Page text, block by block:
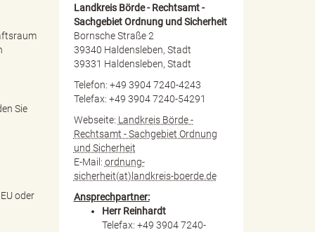
Sie
oder
Landkreis Börde - Rechtsamt -
Sachgebiet Ordnung und Sicherheit
Bornsche Straße 2
39340 Haldensleben, Stadt
39331 Haldensleben, Stadt
Telefon: +49 3904 7240-4243
Telefax: +49 3904 7240-54291
Webseite: Landkreis Börde -
Rechtsamt - Sachgebiet Ordnung
und Sicherheit
E-Mail: ordnung-
sicherheit(at)landkreis-boerde.de
Ansprechpartner:
Herr Reinhardt
Telefax: +49 3904 7240-